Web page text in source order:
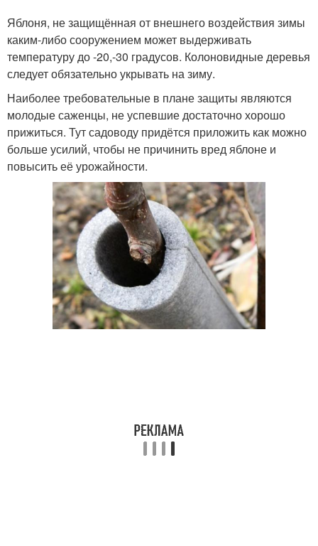
Яблоня, не защищённая от внешнего воздействия зимы
каким-либо сооружением может выдерживать
температуру до -20,-30 градусов. Колоновидные деревья
следует обязательно укрывать на зиму.
Наиболее требовательные в плане защиты являются
молодые саженцы, не успевшие достаточно хорошо
прижиться. Тут садоводу придётся приложить как можно
больше усилий, чтобы не причинить вред яблоне и
повысить её урожайности.